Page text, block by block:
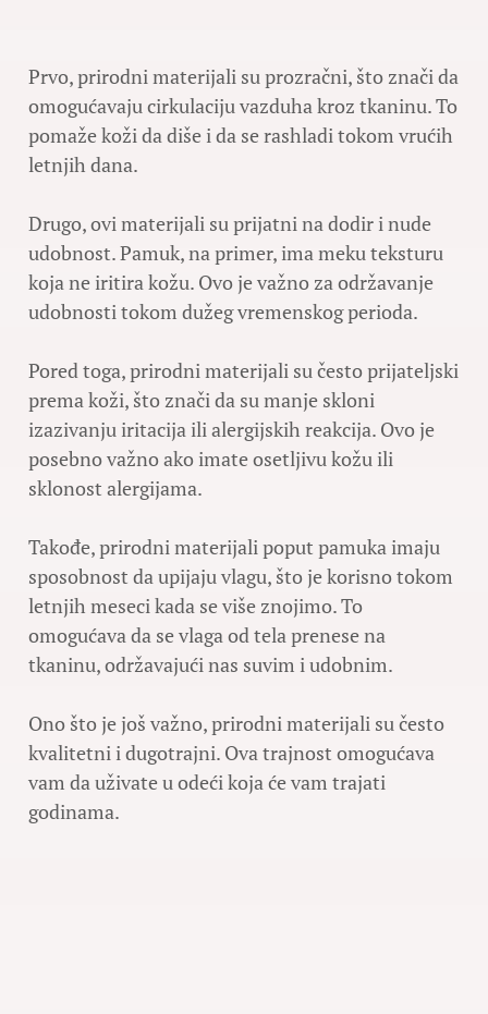
Prvo, prirodni materijali su prozračni, što znači da
omogućavaju cirkulaciju vazduha kroz tkaninu. To
pomaže koži da diše i da se rashladi tokom vrućih
letnjih dana.
Drugo, ovi materijali su prijatni na dodir i nude
udobnost. Pamuk, na primer, ima meku teksturu
koja ne iritira kožu. Ovo je važno za održavanje
udobnosti tokom dužeg vremenskog perioda.
Pored toga, prirodni materijali su često prijateljski
prema koži, što znači da su manje skloni
izazivanju iritacija ili alergijskih reakcija. Ovo je
posebno važno ako imate osetljivu kožu ili
sklonost alergijama.
Takođe, prirodni materijali poput pamuka imaju
sposobnost da upijaju vlagu, što je korisno tokom
letnjih meseci kada se više znojimo. To
omogućava da se vlaga od tela prenese na
tkaninu, održavajući nas suvim i udobnim.
Ono što je još važno, prirodni materijali su često
kvalitetni i dugotrajni. Ova trajnost omogućava
vam da uživate u odeći koja će vam trajati
godinama.